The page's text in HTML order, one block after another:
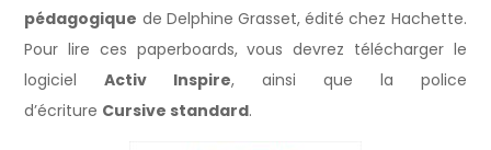
pédagogique de Delphine Grasset, édité chez Hachette.
Pour lire ces paperboards, vous devrez télécharger le
logicielActiv Inspire, ainsi que la police
d’écriture Cursive standard.